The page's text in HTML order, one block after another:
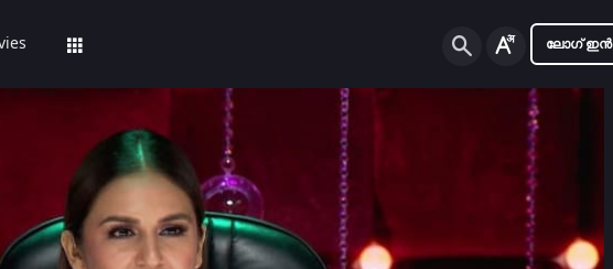
ലോഗ് ഇൻ